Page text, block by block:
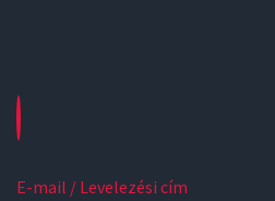
E-mail / Levelezési cím